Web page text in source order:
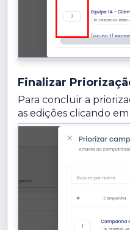
Finalizar
Para concluir a
as edições clicando em